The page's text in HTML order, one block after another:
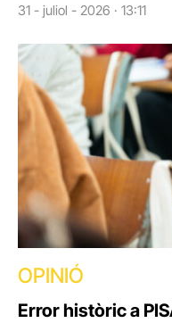
31 - juliol - 2026 · 13:11
OPINIÓ
Error històric a